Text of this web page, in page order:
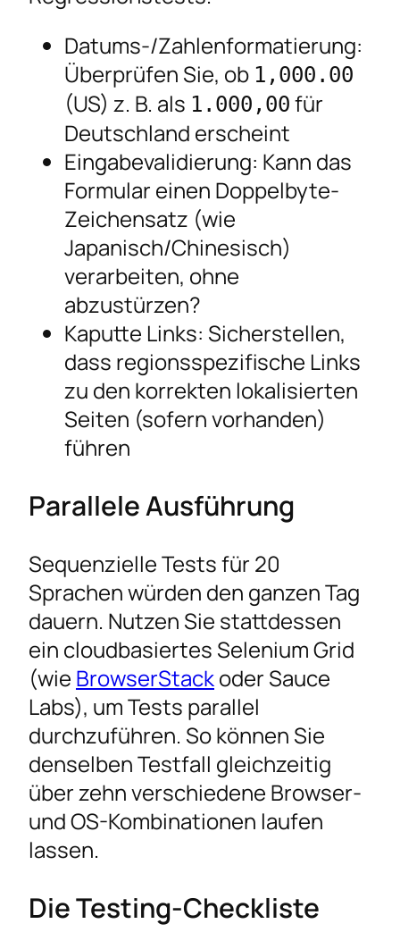
Datums-/Zahlenformatierung:
Überprüfen Sie, ob 1,000.00
(US) z. B. als 1.000,00 für
Deutschland erscheint
Eingabevalidierung: Kann das
Formular einen Doppelbyte-
Zeichensatz (wie
Japanisch/Chinesisch)
verarbeiten, ohne
abzustürzen?
Kaputte Links: Sicherstellen,
dass regionsspezifische Links
zu den korrekten lokalisierten
Seiten (sofern vorhanden)
führen
Parallele Ausführung
Sequenzielle Tests für 20
Sprachen würden den ganzen Tag
dauern. Nutzen Sie stattdessen
ein cloudbasiertes Selenium Grid
(wie BrowserStackoder Sauce
Labs), um Tests parallel
durchzuführen. So können Sie
denselben Testfall gleichzeitig
über zehn verschiedene Browser-
und OS-Kombinationen laufen
lassen.
Die Testing-Checkliste